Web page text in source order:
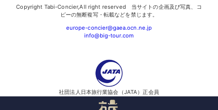
Copyright Tabi-Concier,All right reserved 当サイトの企画及び写真、コ
ピーの無断複写・転載などを禁じます。
europe-concier@gaea.ocn.ne.jp
info@big-tour.com
社団法人日本旅行業協会（JATA）正会員